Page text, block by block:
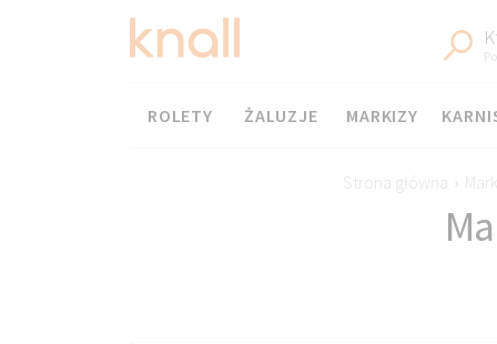
Menu
ROLETY ŻALUZJE MARKIZY
Strona główna ›